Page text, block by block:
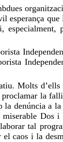
esperança que
Molts
la
denúncia a
miserable Dos i
tal
caos i la